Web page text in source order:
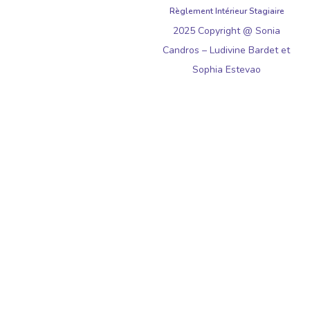
Règlement Intérieur Stagiaire
2025 Copyright @ Sonia
Candros – Ludivine Bardet et
Sophia Estevao